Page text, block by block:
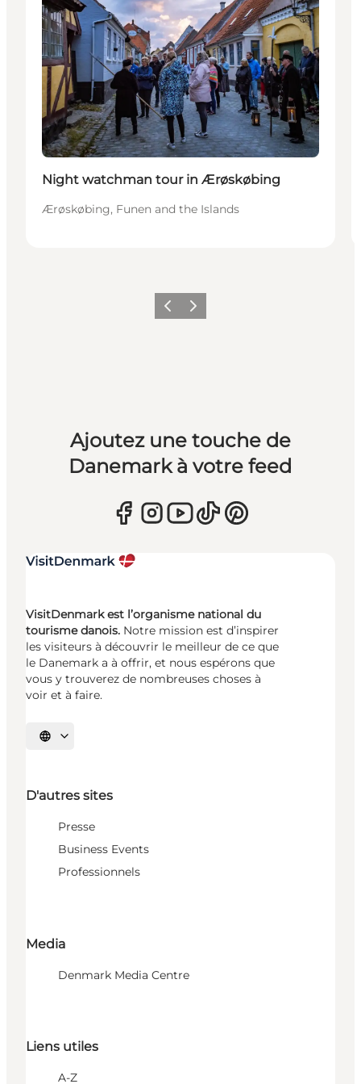
Night watchman tour in Ærøskøbing
Ærøskøbing, Funen and the Islands
PrécédentSuivant
Ajoutez une touche de
Danemark à votre feed
VisitDenmark est l’organisme national du
tourisme danois. Notre mission est d’inspirer
les visiteurs à découvrir le meilleur de ce que
le Danemark a à offrir, et nous espérons que
vous y trouverez de nombreuses choses à
voir et à faire.
Choisissez la langue
D'autres sites
Presse
Business Events
Professionnels
Media
Denmark Media Centre
Liens utiles
A-Z